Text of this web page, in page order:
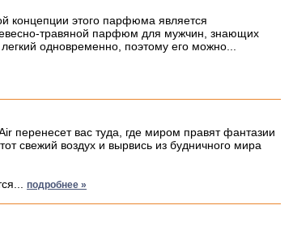
концепции этого парфюма является
травяной парфюм для мужчин, знающих
одновременно, поэтому его можно...
перенесет вас туда, где миром правят фантазии
свежий воздух и вырвись из будничного мира
подробнее »